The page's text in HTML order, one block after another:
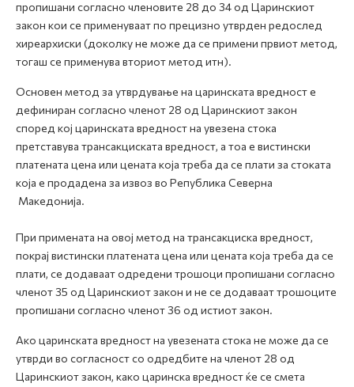
пропишани согласно членовите 28 до 34 од Царинскиот
закон кои се применуваат по прецизно утврден редослед
хиреархиски (доколку не може да се примени првиот метод,
тогаш се применува вториот метод итн).
Основен метод за утврдување на царинската вредност е
дефиниран согласно членот 28 од Царинскиот закон
според кој царинската вредност на увезена стока
претставува трансакциската вредност, а тоа е вистински
платената цена или цената која треба да се плати за стоката
која е продадена за извоз во Република Северна
Македонија.
При примената на овој метод на трансакциска вредност,
покрај вистински платената цена или цената која треба да се
плати, се додаваат одредени трошоци пропишани согласно
членот 35 од Царинскиот закон и не се додаваат трошоците
пропишани согласно членот 36 од истиот закон.
Ако царинската вредност на увезената стока не може да се
утврди во согласност со одредбите на членот 28 од
Царинскиот закон, како царинска вредност ќе се смета